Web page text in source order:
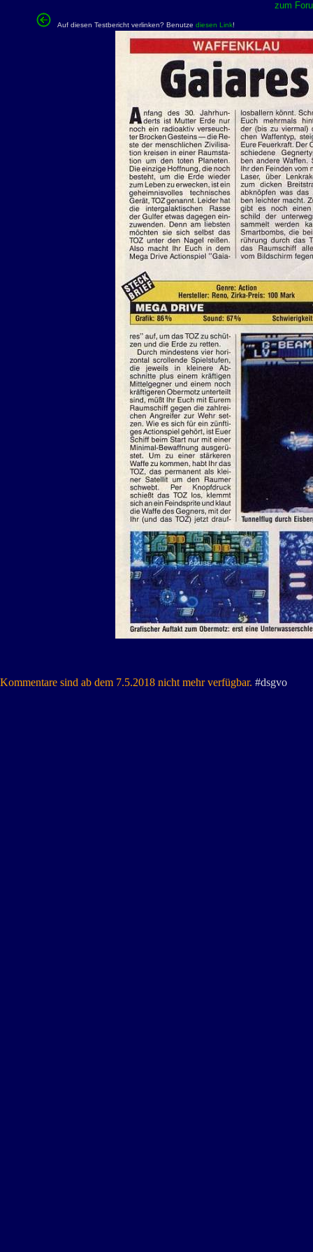
zum
Auf diesen Testbericht verlinken? Benutze diesen Link!
Kommentare sind ab dem 7.5.2018 nicht mehr verfügbar. #dsgvo